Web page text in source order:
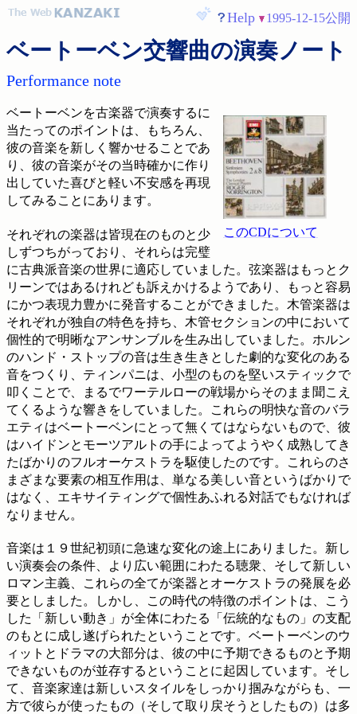
Help 1995-12-15公開
ベートーベン交響曲の演奏ノート
Performance note
このCDについて
ベートーベンを古楽器で演奏するに
当たってのポイントは、もちろん、
彼の音楽を新しく響かせることであ
り、彼の音楽がその当時確かに作り
出していた喜びと軽い不安感を再現
してみることにあります。
それぞれの楽器は皆現在のものと少
しずつちがっており、それらは完璧
に古典派音楽の世界に適応していました。弦楽器はもっとク
リーンではあるけれども訴えかけるようであり、もっと容易
にかつ表現力豊かに発音することができました。木管楽器は
それぞれが独自の特色を持ち、木管セクションの中において
個性的で明晰なアンサンブルを生み出していました。ホルン
のハンド・ストップの音は生き生きとした劇的な変化のある
音をつくり、ティンパニは、小型のものを堅いスティックで
叩くことで、まるでワーテルローの戦場からそのまま聞こえ
てくるような響きをしていました。これらの明快な音のバラ
エティはベートーベンにとって無くてはならないもので、彼
はハイドンとモーツアルトの手によってようやく成熟してき
たばかりのフルオーケストラを駆使したのです。これらのさ
まざまな要素の相互作用は、単なる美しい音というばかりで
はなく、エキサイティングで個性あふれる対話でもなければ
なりません。
音楽は１９世紀初頭に急速な変化の途上にありました。新し
い演奏会の条件、より広い範囲にわたる聴衆、そして新しい
ロマン主義、これらの全てが楽器とオーケストラの発展を必
要としました。しかし、この時代の特徴のポイントは、こう
した「新しい動き」が全体にわたる「伝統的なもの」の支配
のもとに成し遂げられたということです。ベートーベンのウ
ィットとドラマの大部分は、彼の中に予期できるものと予期
できないものが並存するということに起因しています。そし
て、音楽家達は新しいスタイルをしっかり掴みながらも、一
方で彼らが使ったもの（そして取り戻そうとしたもの）は多